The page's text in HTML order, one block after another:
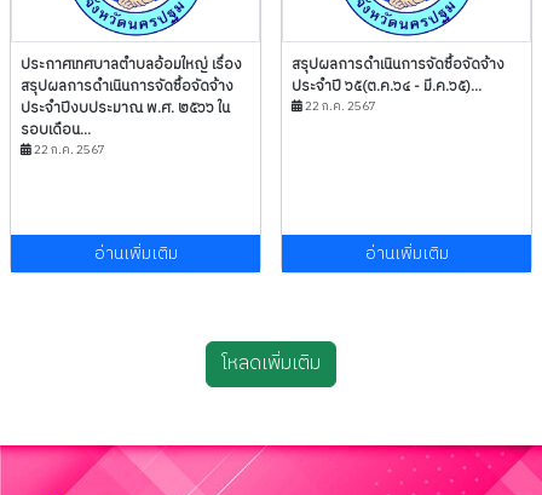
ประกาศเทศบาลตำบลอ้อมใหญ่ เรื่อง
สรุปผลการดำเนินการจัดซื้อจัดจ้าง
ประจำปีงบประมาณ พ.ศ. ๒๕๖๖ ใน
รอบเดือน...
22 ก.ค. 2567
อ่านเพิ่มเติม
สรุปผลการดำเนินการจัดซื้อจัดจ้าง
ประจำปี ๖๕(ต.ค.๖๔ - มี.ค.๖๕)...
22 ก.ค. 2567
อ่านเพิ่มเติม
โหลดเพิ่มเติม